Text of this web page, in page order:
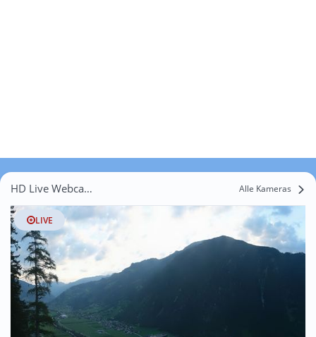
HD Live Webcams Laubichl Alle Kameras
LIVE